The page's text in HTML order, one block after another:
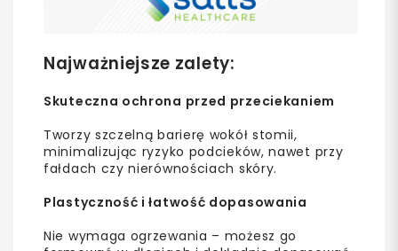
Najważniejsze zalety:
Skuteczna ochrona przed przeciekaniem
Tworzy szczelną barierę wokół stomii,
minimalizując ryzyko podcieków, nawet przy
fałdach czy nierównościach skóry.
Plastyczność i łatwość dopasowania
Nie wymaga ogrzewania – możesz go